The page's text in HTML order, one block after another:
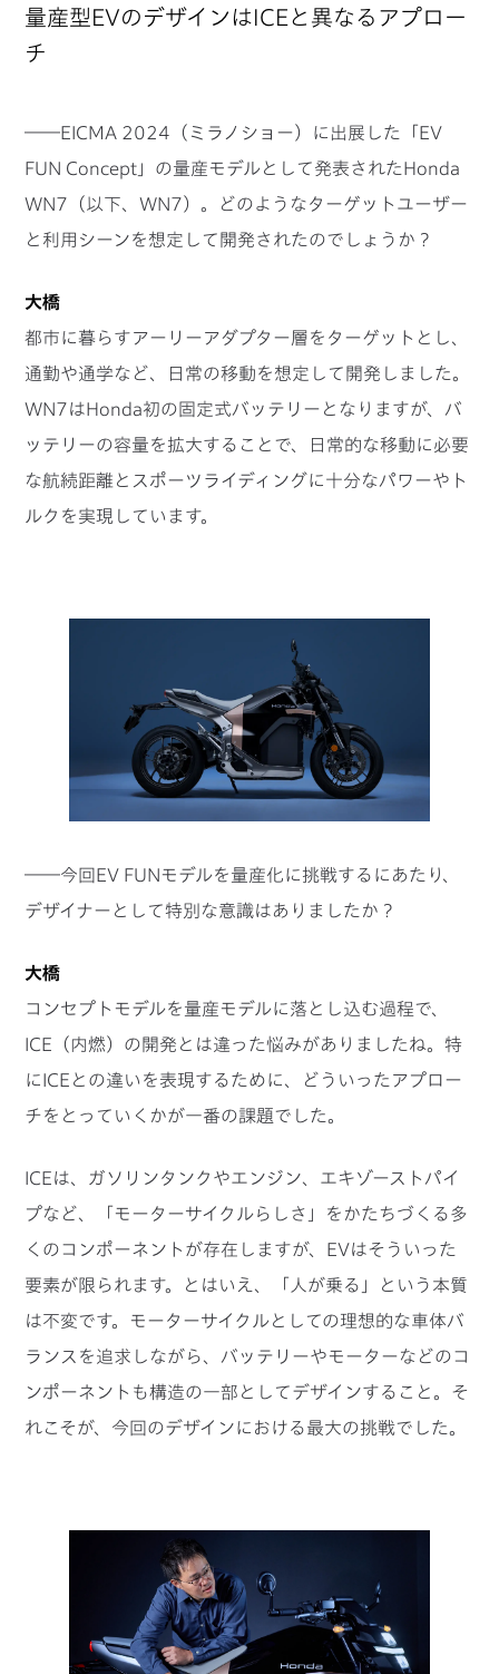
量産型EVのデザインはICEと異なるアプロー
チ
――EICMA 2024（ミラノショー）に出展した「EV
FUN Concept」の量産モデルとして発表されたHonda
WN7（以下、WN7）。どのようなターゲットユーザー
と利用シーンを想定して開発されたのでしょうか？
大橋
都市に暮らすアーリーアダプター層をターゲットとし、
通勤や通学など、日常の移動を想定して開発しました。
WN7はHonda初の固定式バッテリーとなりますが、バ
ッテリーの容量を拡大することで、日常的な移動に必要
な航続距離とスポーツライディングに十分なパワーやト
ルクを実現しています。
――今回EV FUNモデルを量産化に挑戦するにあたり、
デザイナーとして特別な意識はありましたか？
大橋
コンセプトモデルを量産モデルに落とし込む過程で、
ICE（内燃）の開発とは違った悩みがありましたね。特
にICEとの違いを表現するために、どういったアプロー
チをとっていくかが一番の課題でした。
ICEは、ガソリンタンクやエンジン、エキゾーストパイ
プなど、「モーターサイクルらしさ」をかたちづくる多
くのコンポーネントが存在しますが、EVはそういった
要素が限られます。とはいえ、「人が乗る」という本質
は不変です。モーターサイクルとしての理想的な車体バ
ランスを追求しながら、バッテリーやモーターなどのコ
ンポーネントも構造の一部としてデザインすること。そ
れこそが、今回のデザインにおける最大の挑戦でした。